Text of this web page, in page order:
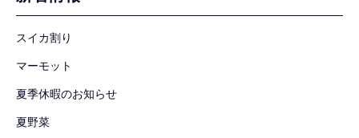
スイカ割り
マーモット
夏季休暇のお知らせ
夏野菜